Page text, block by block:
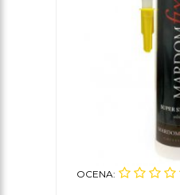
OCENA: